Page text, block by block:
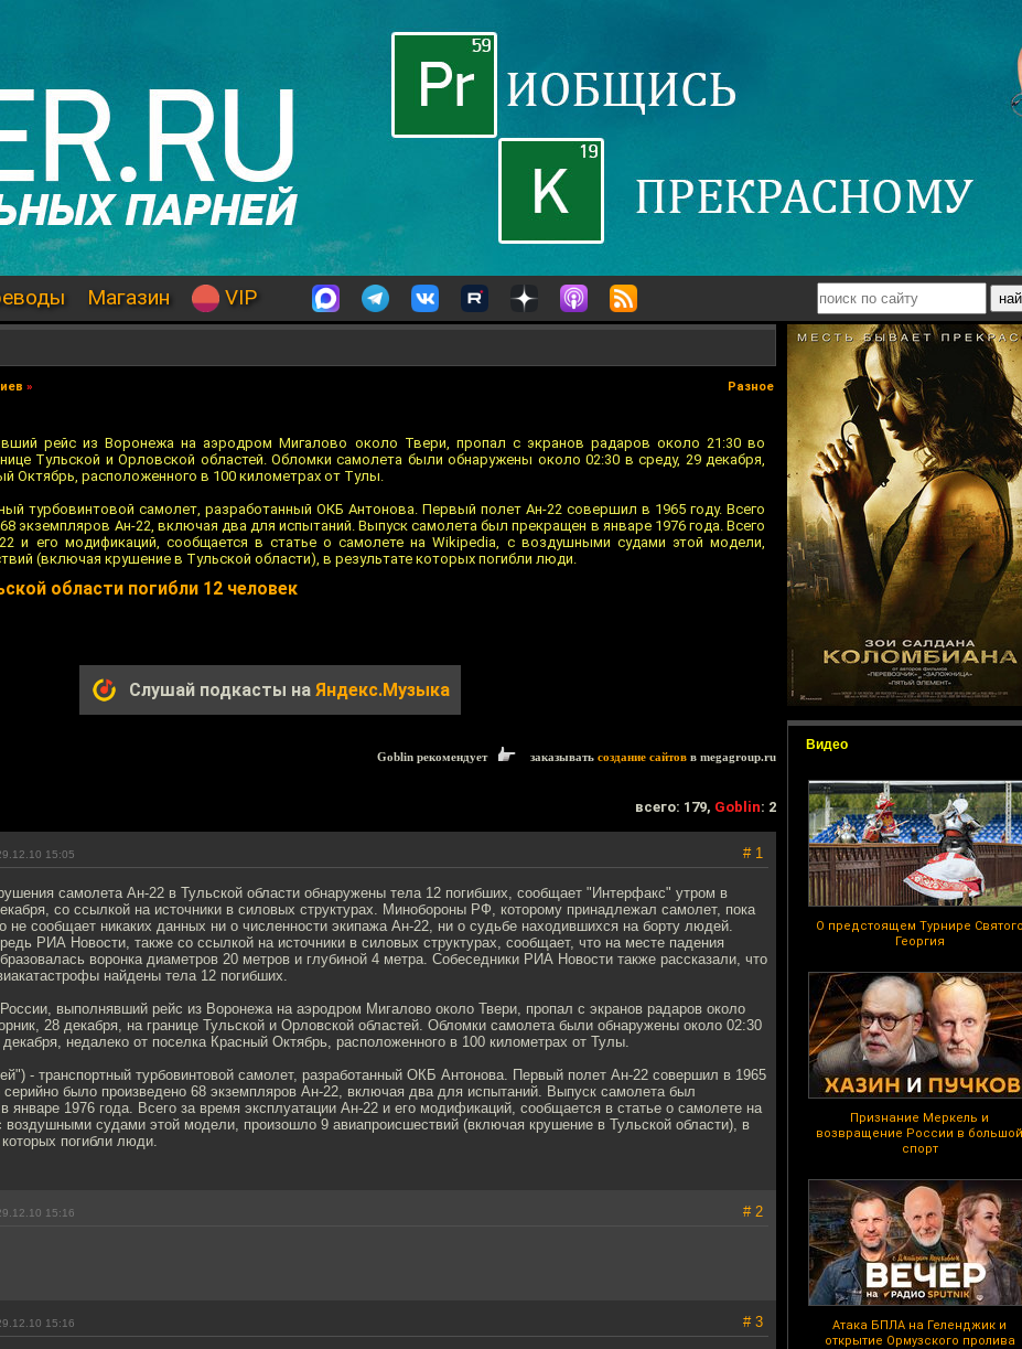
Магазин VIP
Видео
О предстоящем Турнире
Георгия
Признание Меркель и
возвращение России в большой
спорт
Атака БПЛА на Геленджик и
открытие Ормузского пролива
» Разное
рейс из Воронежа на аэродром Мигалово около Твери, пропал с экранов радаров около 21:30 во
Тульской и Орловской областей. Обломки самолета были обнаружены около 02:30 в среду, 29 декабря,
Октябрь, расположенного в 100 километрах от Тулы.
турбовинтовой самолет, разработанный ОКБ Антонова. Первый полет Ан-22 совершил в 1965 году. Всего
экземпляров Ан-22, включая два для испытаний. Выпуск самолета был прекращен в январе 1976 года. Всего
и его модификаций, сообщается в статье о самолете на Wikipedia, с воздушными судами этой модели,
(включая крушение в Тульской области), в результате которых погибли люди.
области погибли 12 человек
Слушай подкасты на Яндекс.Музыка
Goblin рекомендует заказывать создание сайтов в megagroup.ru
всего: 179, Goblin: 2
15:05 # 1
самолета Ан-22 в Тульской области обнаружены тела 12 погибших, сообщает "Интерфакс" утром в
со ссылкой на источники в силовых структурах. Минобороны РФ, которому принадлежал самолет, пока
не сообщает никаких данных ни о численности экипажа Ан-22, ни о судьбе находившихся на борту людей.
РИА Новости, также со ссылкой на источники в силовых структурах, сообщает, что на месте падения
воронка диаметров 20 метров и глубиной 4 метра. Собеседники РИА Новости также рассказали, что
найдены тела 12 погибших.
выполнявший рейс из Воронежа на аэродром Мигалово около Твери, пропал с экранов радаров около
28 декабря, на границе Тульской и Орловской областей. Обломки самолета были обнаружены около 02:30
недалеко от поселка Красный Октябрь, расположенного в 100 километрах от Тулы.
- транспортный турбовинтовой самолет, разработанный ОКБ Антонова. Первый полет Ан-22 совершил в 1965
серийно было произведено 68 экземпляров Ан-22, включая два для испытаний. Выпуск самолета был
январе 1976 года. Всего за время эксплуатации Ан-22 и его модификаций, сообщается в статье о самолете на
воздушными судами этой модели, произошло 9 авиапроисшествий (включая крушение в Тульской области), в
которых погибли люди.
15:16 # 2
15:16 # 3